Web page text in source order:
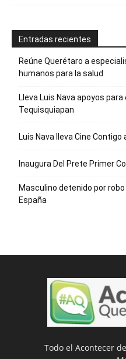
Entradas recientes
Reúne Querétaro a
humanos para la salud
Lleva Luis Nava apoyos
Tequisquiapan
Luis Nava lleva Cine
Inaugura Del Prete Primer
Masculino detenido por
España
Todo el Acontecer